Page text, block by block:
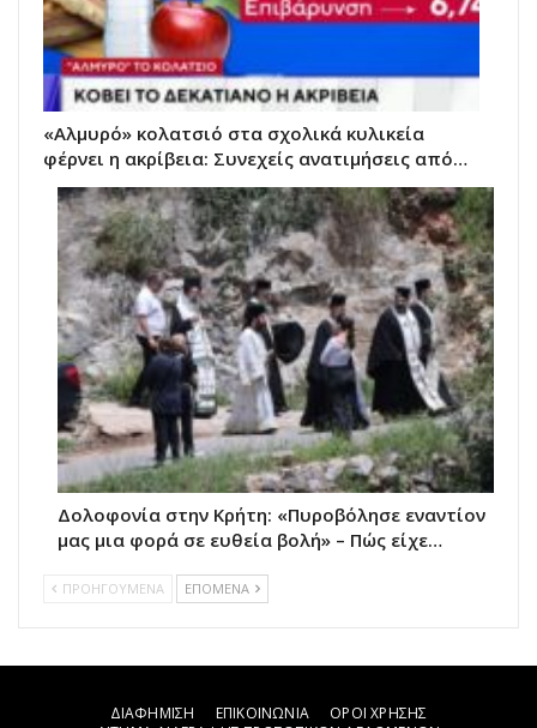
«Αλμυρό» κολατσιό στα σχολικά κυλικεία
φέρνει η ακρίβεια: Συνεχείς ανατιμήσεις από…
Δολοφονία στην Κρήτη: «Πυροβόλησε εναντίον
μας μια φορά σε ευθεία βολή» – Πώς είχε…
ΠΡΟΗΓΟΥΜΕΝΑ ΕΠΟΜΕΝΑ
ΔΙΑΦΗΜΙΣΗ ΕΠΙΚΟΙΝΩΝΙΑ
ΟΡΟΙ ΧΡΗΣΗΣ